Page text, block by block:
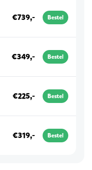
€739,- Bestel
€349,- Bestel
€225,- Bestel
€319,- Bestel